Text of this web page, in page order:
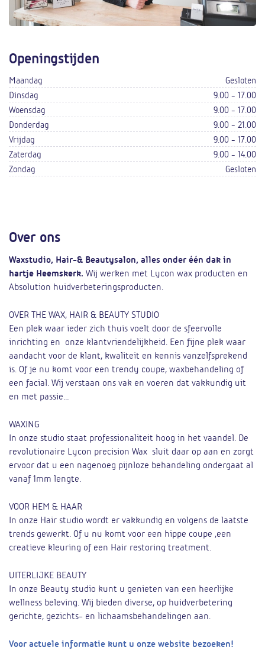
Openingstijden
Maandag
Gesloten
Dinsdag
9.00 - 17.00
Woensdag
9.00 - 17.00
Donderdag
9.00 - 21.00
Vrijdag
9.00 - 17.00
Zaterdag
9.00 - 14.00
Zondag
Gesloten
Over ons
Waxstudio, Hair-& Beautysalon, alles onder één dak in
hartje Heemskerk. Wij werken met Lycon wax producten en
Absolution huidverbeteringsproducten.
OVER THE WAX, HAIR & BEAUTY STUDIO
Een plek waar ieder zich thuis voelt door de sfeervolle
inrichting en onze klantvriendelijkheid. Een fijne plek waar
aandacht voor de klant, kwaliteit en kennis vanzelfsprekend
is. Of je nu komt voor een trendy coupe, waxbehandeling of
een facial. Wij verstaan ons vak en voeren dat vakkundig uit
en met passie…
WAXING
In onze studio staat professionaliteit hoog in het vaandel. De
revolutionaire Lycon precision Wax sluit daar op aan en zorgt
ervoor dat u een nagenoeg pijnloze behandeling ondergaat al
vanaf 1mm lengte.
VOOR HEM & HAAR
In onze Hair studio wordt er vakkundig en volgens de laatste
trends gewerkt. Of u nu komt voor een hippe coupe ,een
creatieve kleuring of een Hair restoring treatment.
UITERLIJKE BEAUTY
In onze Beauty studio kunt u genieten van een heerlijke
wellness beleving. Wij bieden diverse, op huidverbetering
gerichte, gezichts- en lichaamsbehandelingen aan.
Voor actuele informatie kunt u onze website bezoeken!